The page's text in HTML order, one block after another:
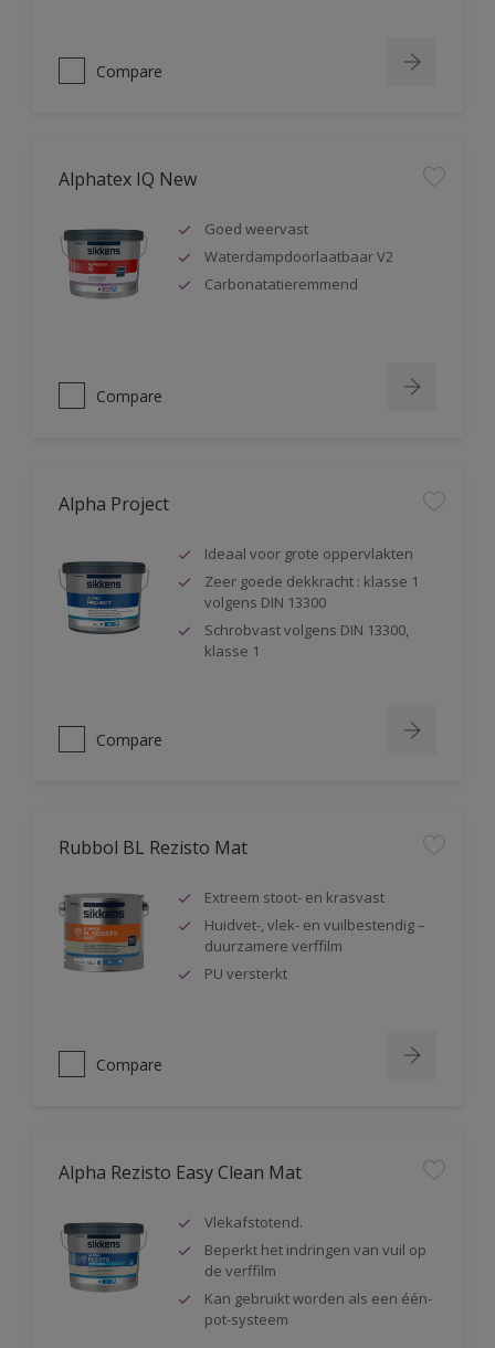
Compare
Alphatex IQ New
Goed weervast
Waterdampdoorlaatbaar V2
Carbonatatieremmend
Compare
Alpha Project
Ideaal voor grote oppervlakten
Zeer goede dekkracht : klasse 1
volgens DIN 13300
Schrobvast volgens DIN 13300,
klasse 1
Compare
Rubbol BL Rezisto Mat
Extreem stoot- en krasvast
Huidvet-, vlek- en vuilbestendig –
duurzamere verffilm
PU versterkt
Compare
Alpha Rezisto Easy Clean Mat
Vlekafstotend.
Beperkt het indringen van vuil op
de verffilm
Kan gebruikt worden als een één-
pot-systeem